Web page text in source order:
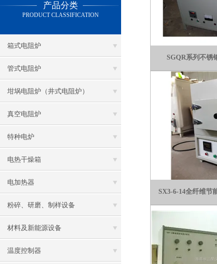
产品分类
PRODUCT CLASSIFICATION
箱式电阻炉
管式电阻炉
坩埚电阻炉（井式电阻炉）
真空电阻炉
特种电炉
电热干燥箱
电加热器
粉碎、研磨、制样设备
材料及新能源设备
温度控制器
SGQR系列不锈
SX3-6-14全纤维节